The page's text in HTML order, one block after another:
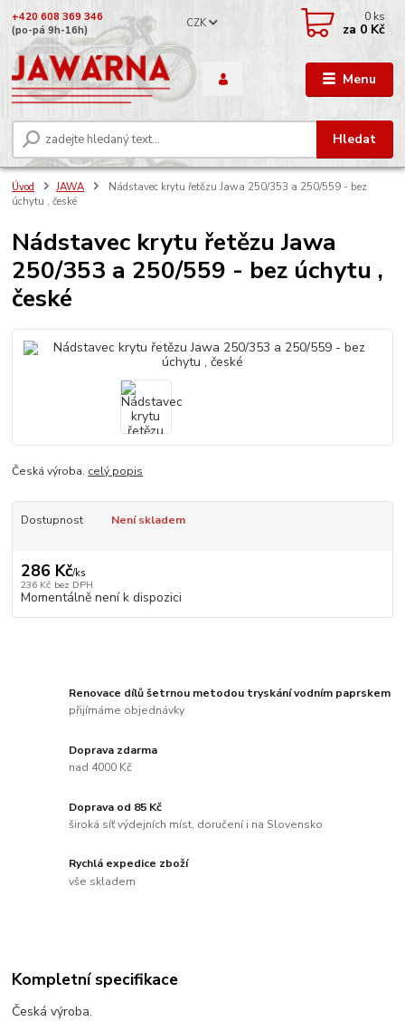
Menu
CZK
Hledat
+420 608 369 346
(po-pá 9h-16h)
0 ks
za 0 Kč
Úvod JAWA
Nádstavec krytu řetězu Jawa 250/353 a 250/559 - bez
úchytu , české
Nádstavec krytu řetězu Jawa
250/353 a 250/559 - bez úchytu ,
české
Česká výroba. celý popis
Dostupnost Není skladem
286 Kč/ks
236 Kč bez DPH
Momentálně není k dispozici
Renovace dílů šetrnou metodou tryskání vodním paprskem
přijímáme objednávky
Doprava zdarma
nad 4000 Kč
Doprava od 85 Kč
široká síť výdejních míst, doručení i na Slovensko
Rychlá expedice zboží
vše skladem
Kompletní specifikace
Česká výroba.